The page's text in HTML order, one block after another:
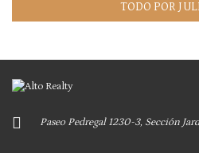
TODO POR
Paseo Pedregal 1230-3, Sección